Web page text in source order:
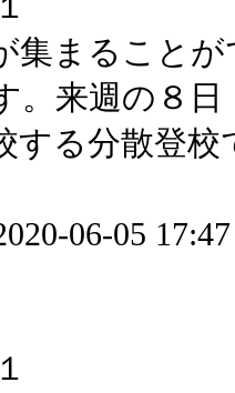
まることが
。来週の８
する分散登
06-05